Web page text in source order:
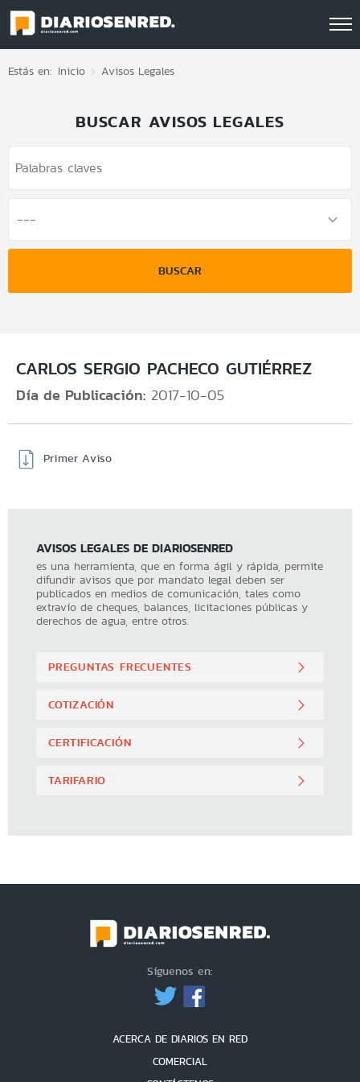
Click acá para ir directamente al contenido
Estás en: Inicio Avisos Legales
BUSCAR AVISOS LEGALES
BUSCAR
CARLOS SERGIO PACHECO GUTIÉRREZ
Día de Publicación: 2017-10-05
Primer Aviso
AVISOS LEGALES DE DIARIOSENRED
es una herramienta, que en forma ágil y rápida, permite
difundir avisos que por mandato legal deben ser
publicados en medios de comunicación, tales como
extravío de cheques, balances, licitaciones públicas y
derechos de agua, entre otros.
PREGUNTAS FRECUENTES
COTIZACIÓN
CERTIFICACIÓN
TARIFARIO
Síguenos en:
ACERCA DE DIARIOS EN RED
COMERCIAL